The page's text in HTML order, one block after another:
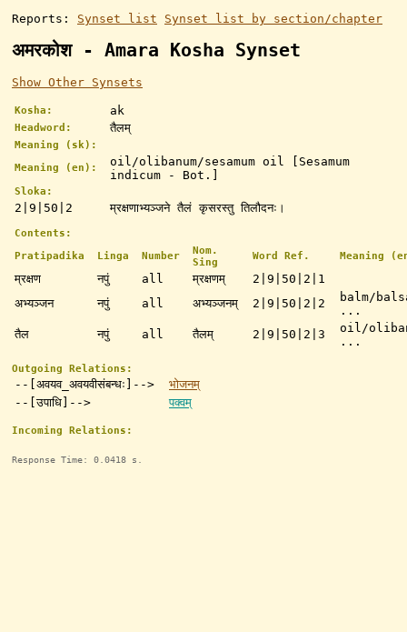
Reports: Synset list Synset list by section/chapter
अमरकोश - Amara Kosha Synset
Show Other Synsets
Kosha: ak
Headword: तैलम्
Meaning (sk):
Meaning (en):
oil/olibanum/sesamum oil [Sesamum
indicum - Bot.]
Sloka:
2|9|50|2 म्रक्षणाभ्यञ्जने तैलं कृसरस्तु तिलौदनः।
Contents:
Pratipadika
Linga Number
Nom.
Sing
Word Ref. Meaning
म्रक्षण नपुं all म्रक्षणम्
2|9|50|2|1
अभ्यञ्जन
नपुं all अभ्यञ्जनम् 2|9|50|2|2
balm/
...
तैल
नपुं all तैलम् 2|9|50|2|3
oil/
...
Outgoing Relations:
--[अवयव_अवयवीसंबन्धः]-->
भोजनम्
--[उपाधि]-->
पक्वम्
Incoming Relations:
Response Time: 0.0418 s.